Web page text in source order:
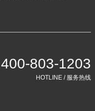
400-803-1203
HOTLINE / 服务热线